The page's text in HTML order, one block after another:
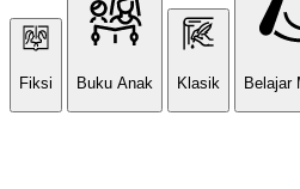
Fiksi Buku Anak Klasik Belajar